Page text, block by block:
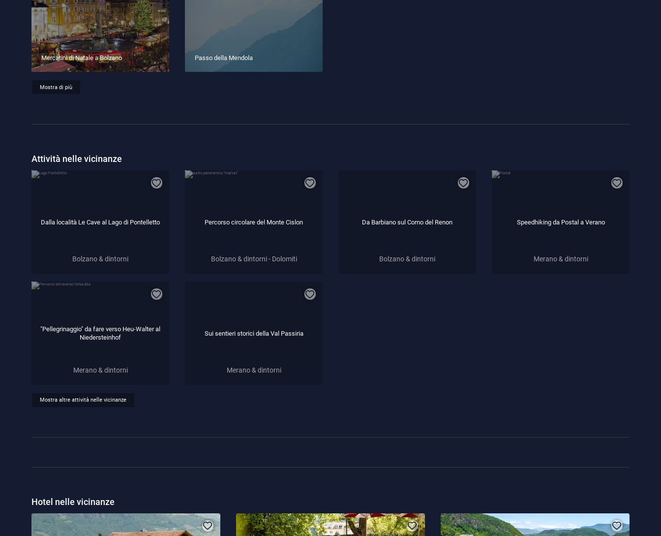
Mercatini di Natale a Bolzano Passo della Mendola
Mostra di più
Attività nelle vicinanze
Dalla località Le Cave al Lago di Pontelletto
Bolzano & dintorni
Percorso circolare del Monte Cislon
Bolzano & dintorni - Dolomiti
Da Barbiano sul Corno del Renon
Bolzano & dintorni
Speedhiking da Postal a Verano
Merano & dintorni
"Pellegrinaggio" da fare verso Heu-Walter al
Niedersteinhof
Merano & dintorni
Sui sentieri storici della Val Passiria
Merano & dintorni
Mostra altre attività nelle vicinanze
Hotel nelle vicinanze